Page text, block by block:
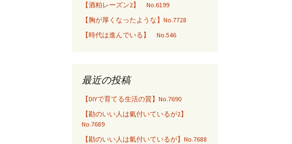
【酒粕レーズン2】 No.6199
【胸が厚くなったような】No.7728
【時代は進んでいる】 No.546
最近の投稿
【DIYで育てる生活の質】No.7690
【勘のいい人は氣付いているが2】
No.7689
【勘のいい人は氣付いているが】No.7688